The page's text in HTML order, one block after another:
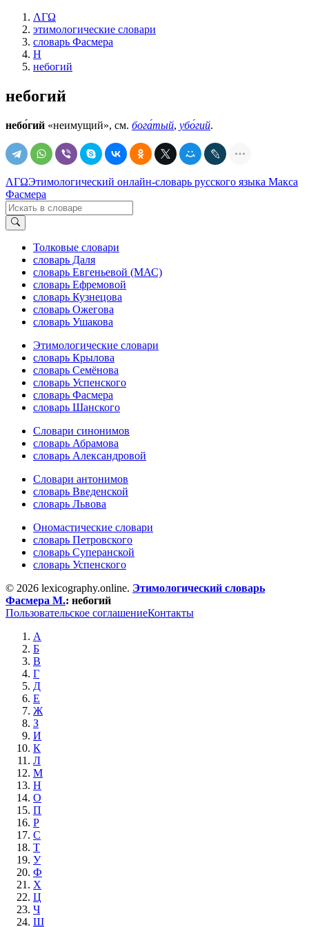
ΛΓΩ
этимологические словари
словарь Фасмера
Н
небогий
небогий
небо́гий «неимущий», см. бога́тый, убо́гий.
ΛΓΩЭтимологический онлайн-словарь русского языка Макса
Фасмера
Толковые словари
словарь Даля
словарь Евгеньевой (МАС)
словарь Ефремовой
словарь Кузнецова
словарь Ожегова
словарь Ушакова
Этимологические словари
словарь Крылова
словарь Семёнова
словарь Успенского
словарь Фасмера
словарь Шанского
Словари синонимов
словарь Абрамова
словарь Александровой
Словари антонимов
словарь Введенской
словарь Львова
Ономастические словари
словарь Петровского
словарь Суперанской
словарь Успенского
© 2026 lexicography.online. Этимологический словарь
Фасмера М.: небогий
Пользовательское соглашениеКонтакты
А
Б
В
Г
Д
Е
Ж
З
И
К
Л
М
Н
О
П
Р
С
Т
У
Ф
Х
Ц
Ч
Ш